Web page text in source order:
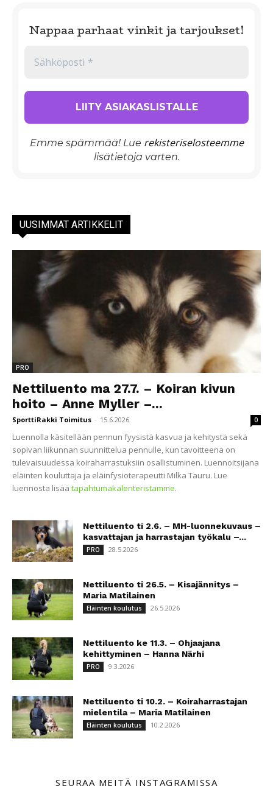
Nappaa parhaat vinkit ja tarjoukset!
Emme spämmää! Lue rekisteriselosteemme
lisätietoja varten.
UUSIMMAT ARTIKKELIT
PRO
Nettiluento ma 27.7. – Koiran kivun
hoito – Anne Myller –...
SporttiRakki Toimitus - 15.6.2026 0
Luennolla käsitellään pennun fyysistä kasvua ja kehitystä sekä
sopivan liikunnan suunnittelua pennulle, kun tavoitteena on
tulevaisuudessa koiraharrastuksiin osallistuminen. Luennoitsijana
eläinten kouluttaja ja eläinfysioterapeutti Milka Tauru. Lue
luennosta lisää tapahtumakalenteristamme.
Nettiluento ti 2.6. – MH-luonnekuvaus –
kasvattajan ja harrastajan työkalu –...
PRO 28.5.2026
Nettiluento ti 26.5. – Kisajännitys –
Maria Matilainen
Eläinten koulutus 26.5.2026
Nettiluento ke 11.3. – Ohjaajana
kehittyminen – Hanna Närhi
PRO 9.3.2026
Nettiluento ti 10.2. – Koiraharrastajan
mielentila – Maria Matilainen
Eläinten koulutus 10.2.2026
SEURAA MEITÄ INSTAGRAMISSA